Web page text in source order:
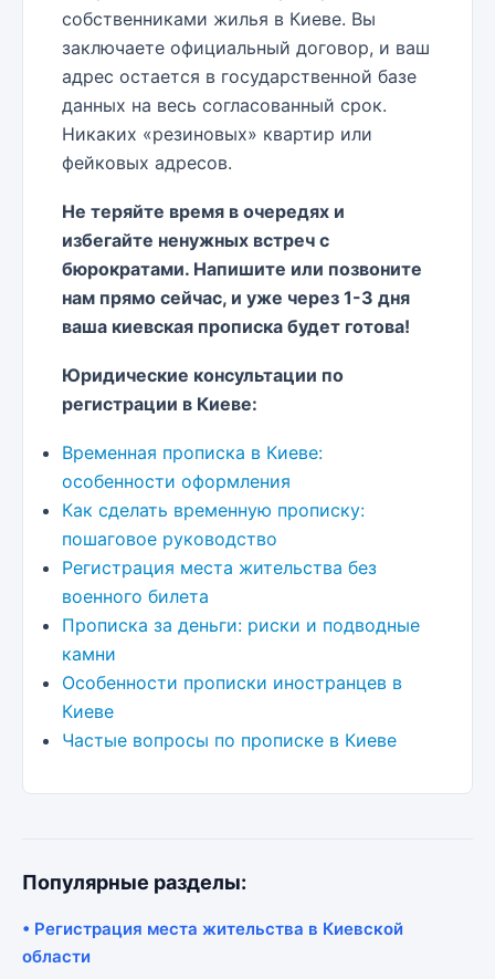
собственниками жилья в Киеве. Вы
заключаете официальный договор, и ваш
адрес остается в государственной базе
данных на весь согласованный срок.
Никаких «резиновых» квартир или
фейковых адресов.
Не теряйте время в очередях и
избегайте ненужных встреч с
бюрократами. Напишите или позвоните
нам прямо сейчас, и уже через 1-3 дня
ваша киевская прописка будет готова!
Юридические консультации по
регистрации в Киеве:
Временная прописка в Киеве:
особенности оформления
Как сделать временную прописку:
пошаговое руководство
Регистрация места жительства без
военного билета
Прописка за деньги: риски и подводные
камни
Особенности прописки иностранцев в
Киеве
Частые вопросы по прописке в Киеве
Популярные разделы:
• Регистрация места жительства в Киевской
области